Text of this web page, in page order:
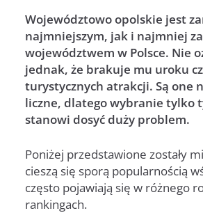
Województowo opolskie jest
najmniejszym, jak i najmniej
województwem w Polsce. Nie
jednak, że brakuje mu uroku
turystycznych atrakcji. Są one
liczne, dlatego wybranie tylko
stanowi dosyć duży problem.
Poniżej przedstawione zostały
cieszą się sporą popularnością
często pojawiają się w różnego
rankingach.